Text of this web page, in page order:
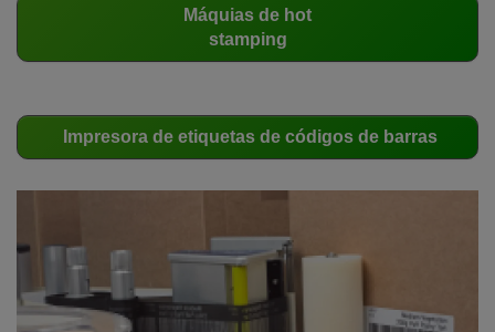
Máquias de hot
stamping
Impresora de etiquetas de códigos de barras